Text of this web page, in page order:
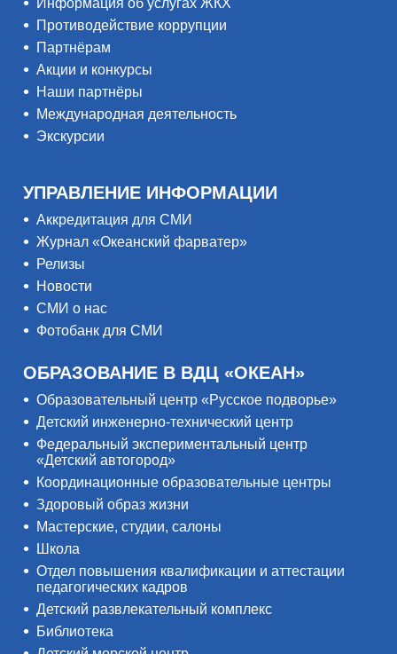
Противодействие коррупции
Партнёрам
Акции и конкурсы
Наши партнёры
Международная деятельность
Экскурсии
УПРАВЛЕНИЕ ИНФОРМАЦИИ
Аккредитация для СМИ
Журнал «Океанский фарватер»
Релизы
Новости
СМИ о нас
Фотобанк для СМИ
ОБРАЗОВАНИЕ В ВДЦ «ОКЕАН»
Образовательный центр «Русское подворье»
Детский инженерно-технический центр
Федеральный экспериментальный центр
«Детский автогород»
Координационные образовательные центры
Здоровый образ жизни
Мастерские, студии, салоны
Школа
Отдел повышения квалификации и аттестации
педагогических кадров
Детский развлекательный комплекс
Библиотека